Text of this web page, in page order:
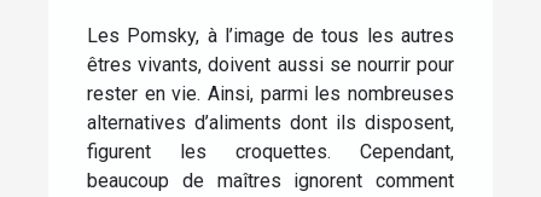
Les Pomsky, à l’image de tous les autres
êtres vivants, doivent aussi se nourrir pour
rester en vie. Ainsi, parmi les nombreuses
alternatives d’aliments dont ils disposent,
figurent les croquettes. Cependant,
beaucoup de maîtres ignorent comment